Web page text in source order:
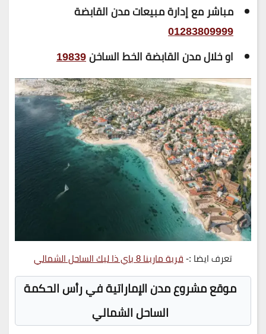
مباشر مع إدارة مبيعات مدن القابضة
01283809999
او خلال مدن القابضة الخط الساخن19839
تعرف ايضا :-قرية مارينا 8 باي ذا ليك الساحل الشمالي
موقع مشروع مدن الإماراتية في رأس الحكمة
الساحل الشمالي